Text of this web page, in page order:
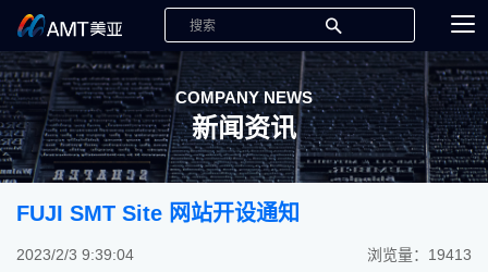
COMPANY NEWS
新闻资讯
FUJI SMT Site 网站开设通知
2023/2/3 9:39:04 浏览量：19413